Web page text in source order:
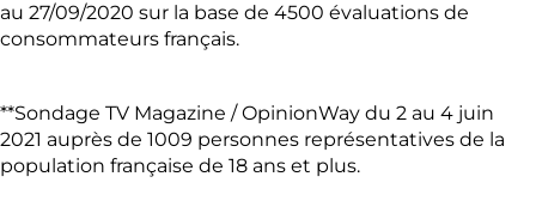
au 27/09/2020 sur la base de 4500 évaluations de
consommateurs français.
**Sondage TV Magazine / OpinionWay du 2 au 4 juin
2021 auprès de 1009 personnes représentatives de la
population française de 18 ans et plus.